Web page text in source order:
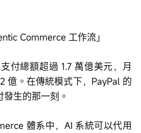
Commerce 工作流」
付總額超過 1.7 萬億美元，月
億。在傳統模式下，PayPal 的
生的那一刻。
體系中，AI 系統可以代用